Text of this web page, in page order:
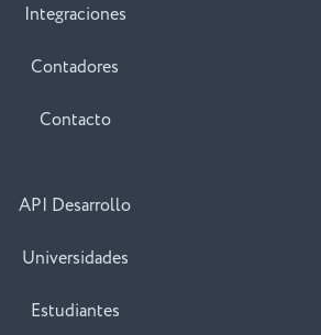
Integraciones
Contadores
Contacto
API Desarrollo
Universidades
Estudiantes